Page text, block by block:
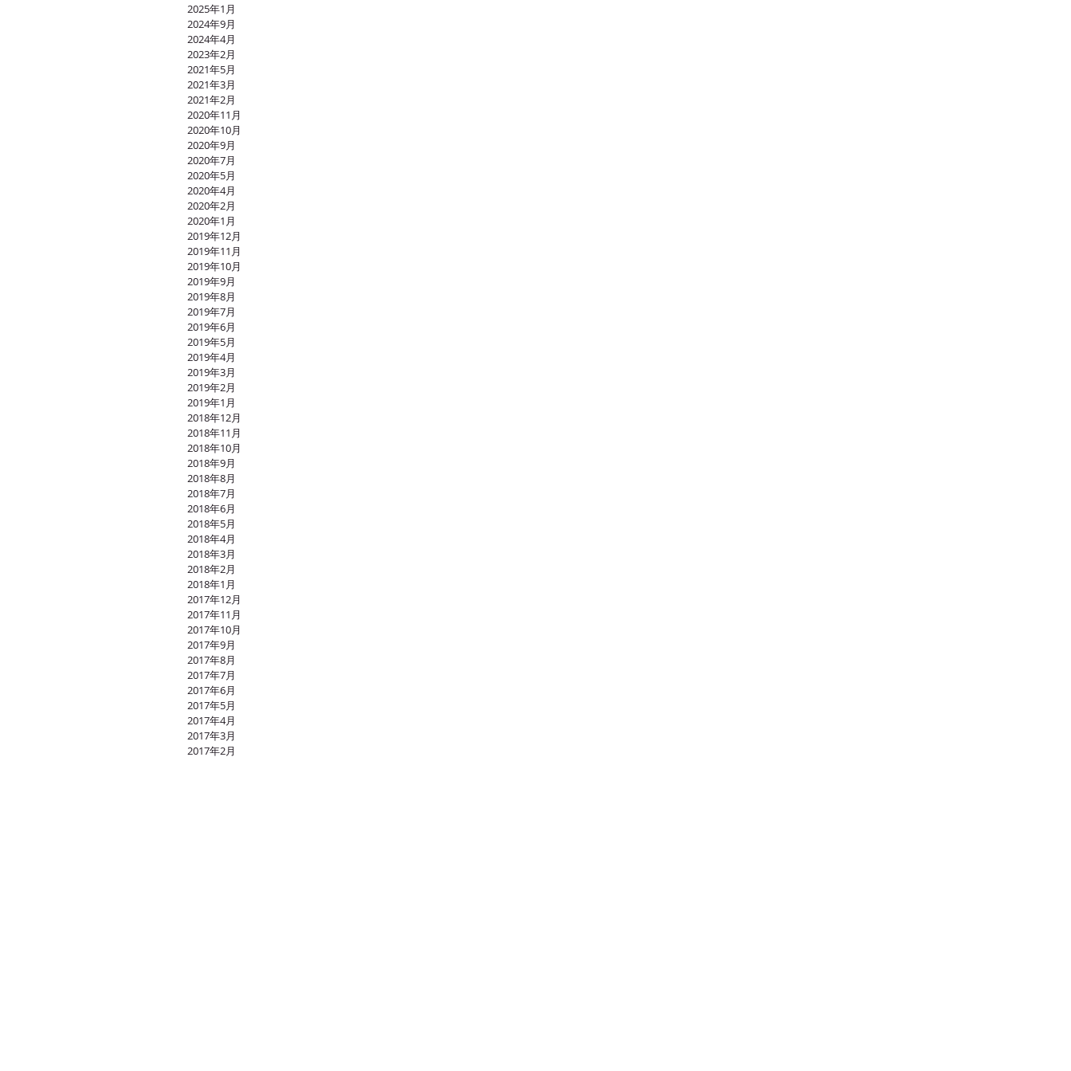
2025年1月
2024年9月
2024年4月
2023年2月
2021年5月
2021年3月
2021年2月
2020年11月
2020年10月
2020年9月
2020年7月
2020年5月
2020年4月
2020年2月
2020年1月
2019年12月
2019年11月
2019年10月
2019年9月
2019年8月
2019年7月
2019年6月
2019年5月
2019年4月
2019年3月
2019年2月
2019年1月
2018年12月
2018年11月
2018年10月
2018年9月
2018年8月
2018年7月
2018年6月
2018年5月
2018年4月
2018年3月
2018年2月
2018年1月
2017年12月
2017年11月
2017年10月
2017年9月
2017年8月
2017年7月
2017年6月
2017年5月
2017年4月
2017年3月
2017年2月